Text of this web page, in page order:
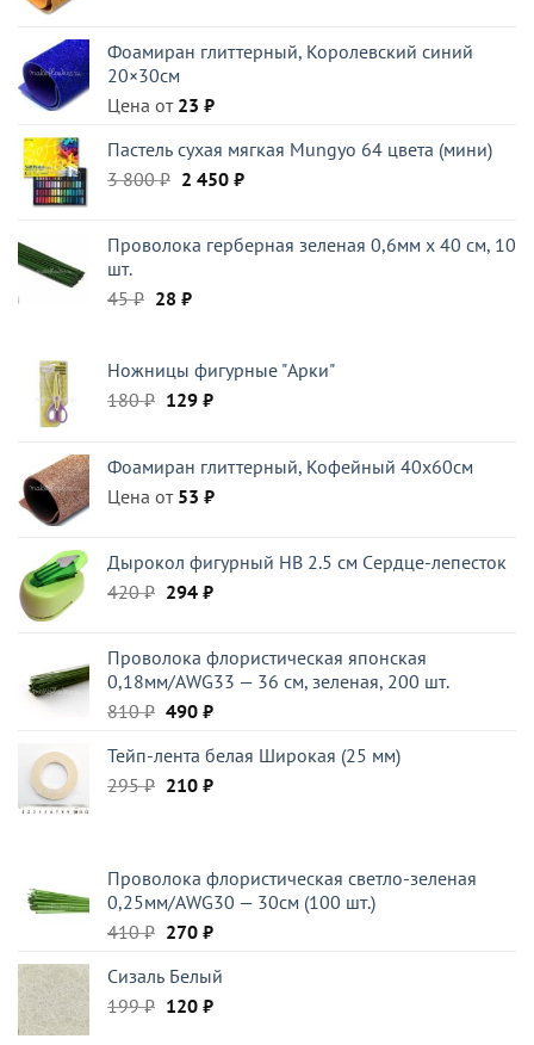
Фоамиран глиттерный, Королевский синий
20×30см
Цена от 23 ₽
Пастель сухая мягкая Mungyo 64 цвета (мини)
3 800₽ Первоначальная
3
2 450 ₽Текущая
450 ₽.
Проволока герберная зеленая 0,6мм x 40 см, 10
шт.
45₽ Первоначальная
45 ₽.
28 ₽Текущая
Ножницы фигурные "Арки"
180₽ Первоначальная
180 ₽.
129 ₽Текущая
Фоамиран глиттерный, Кофейный 40x60см
Цена от 53 ₽
Дырокол фигурный HB 2.5 см Cердце-лепесток
420₽ Первоначальная
420 ₽.
294 ₽Текущая
Проволока флористическая японская
0,18мм/AWG33 — 36 см, зеленая, 200 шт.
810₽ Первоначальная
составляла
810 ₽.
490 ₽Текущая
490 ₽.
Тейп-лента белая Широкая (25 мм)
295₽ Первоначальная
210 ₽Текущая
Проволока флористическая светло-зеленая
0,25мм/AWG30 — 30см (100 шт.)
410₽ Первоначальная
составляла
410 ₽.
270 ₽Текущая
270 ₽.
Сизаль Белый
199₽ Первоначальная
120 ₽Текущая